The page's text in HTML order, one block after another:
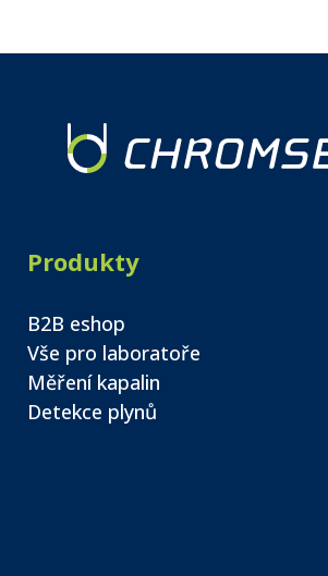
Produkty
B2B eshop
Vše pro laboratoře
Měření kapalin
Detekce plynů